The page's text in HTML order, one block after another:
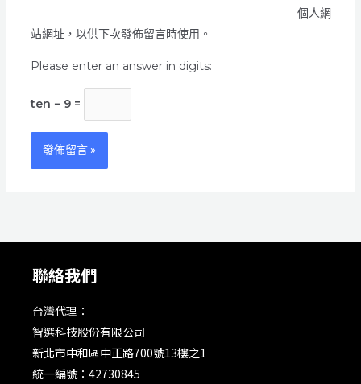
*
址
個人網
站網址，以供下次發佈留言時使用。
Please enter an answer in digits:
ten − 9 =
聯絡我們
台灣代理：
智選科技股份有限公司
新北市中和區中正路700號13樓之1
統一編號：42730845